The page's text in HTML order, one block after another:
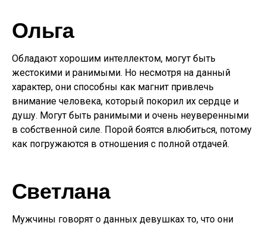
Ольга
Обладают хорошим интеллектом, могут быть
жестокими и ранимыми. Но несмотря на данный
характер, они способны как магнит привлечь
внимание человека, который покорил их сердце и
душу. Могут быть ранимыми и очень неуверенными
в собственной силе. Порой боятся влюбиться, потому
как погружаются в отношения с полной отдачей.
Светлана
Мужчины говорят о данных девушках то, что они